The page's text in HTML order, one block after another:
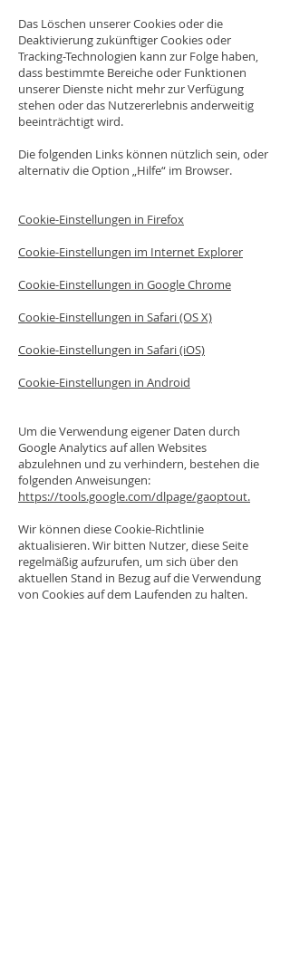
Das Löschen unserer Cookies oder die
Deaktivierung zukünftiger Cookies oder
Tracking-Technologien kann zur Folge haben,
dass bestimmte Bereiche oder Funktionen
unserer Dienste nicht mehr zur Verfügung
stehen oder das Nutzererlebnis anderweitig
beeinträchtigt wird.
Die folgenden Links können nützlich sein, oder
alternativ die Option „Hilfe“ im Browser.
Cookie-Einstellungen in Firefox
Cookie-Einstellungen im Internet Explorer
Cookie-Einstellungen in Google Chrome
Cookie-Einstellungen in Safari (OS X)
Cookie-Einstellungen in Safari (iOS)
Cookie-Einstellungen in Android
Um die Verwendung eigener Daten durch
Google Analytics auf allen Websites
abzulehnen und zu verhindern, bestehen die
folgenden Anweisungen:
https://tools.google.com/dlpage/gaoptout.
Wir können diese Cookie-Richtlinie
aktualisieren. Wir bitten Nutzer, diese Seite
regelmäßig aufzurufen, um sich über den
aktuellen Stand in Bezug auf die Verwendung
von Cookies auf dem Laufenden zu halten.